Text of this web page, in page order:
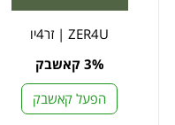
ZER4U | זר4יו
3% קאשבק
הפעל קאשבק